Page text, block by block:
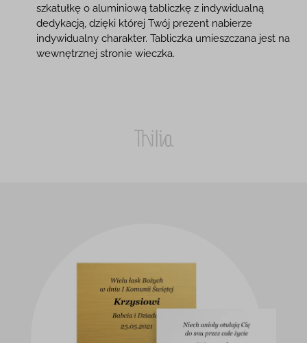
szkatułkę o aluminiową tabliczkę z indywidualną
dedykacją, dzięki której Twój prezent nabierze
indywidualny charakter. Tabliczka umieszczana jest na
wewnętrznej stronie wieczka.